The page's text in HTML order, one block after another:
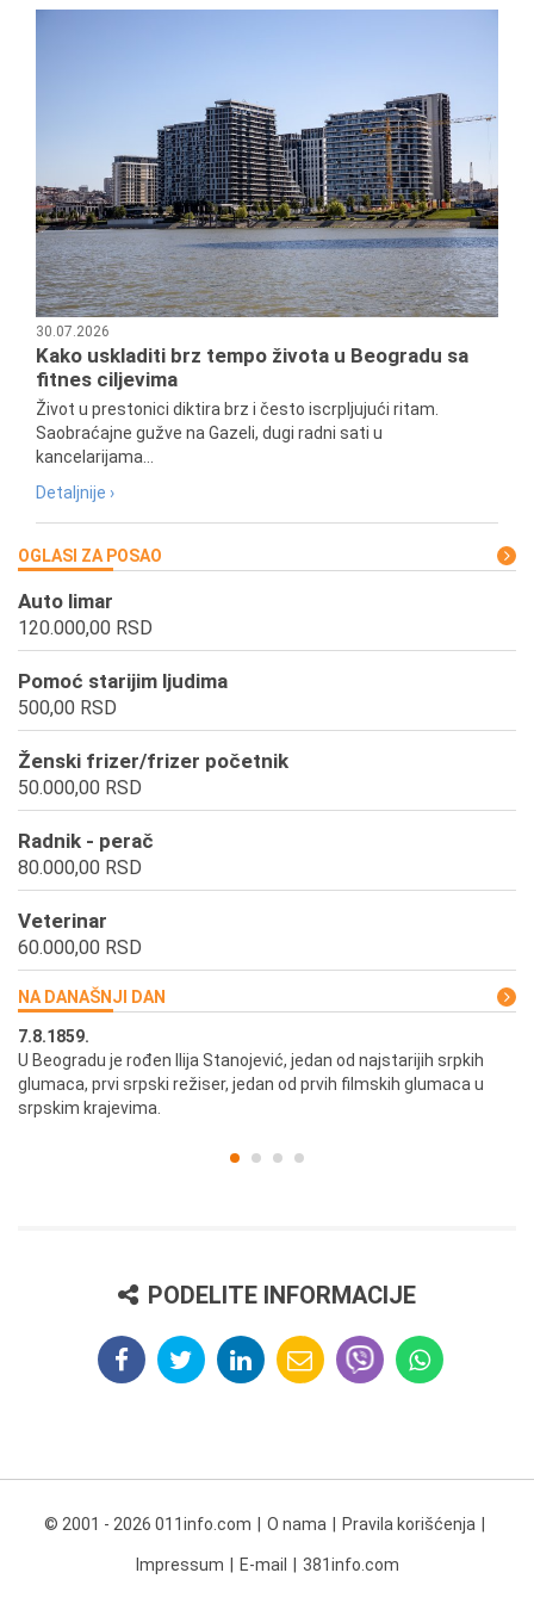
30.07.2026
Kako uskladiti brz tempo života u Beogradu sa
fitnes ciljevima
Život u prestonici diktira brz i često iscrpljujući ritam.
Saobraćajne gužve na Gazeli, dugi radni sati u
kancelarijama...
Detaljnije ›
OGLASI ZA POSAO
Auto limar
120.000,00 RSD
Pomoć starijim ljudima
500,00 RSD
Ženski frizer/frizer početnik
50.000,00 RSD
Radnik - perač
80.000,00 RSD
Veterinar
60.000,00 RSD
NA DANAŠNJI DAN
7.8.1859.
U Beogradu je rođen Ilija Stanojević, jedan od najstarijih srpkih
glumaca, prvi srpski režiser, jedan od prvih filmskih glumaca u
srpskim krajevima.
PODELITE INFORMACIJE
© 2001 - 2026 011info.com O nama Pravila korišćenja
Impressum E-mail 381info.com